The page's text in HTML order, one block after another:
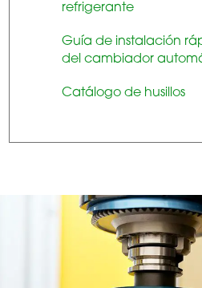
refrigerante
Guía de instalación
del cambiador
Catálogo de husillos